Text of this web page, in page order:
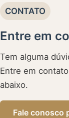
CONTATO
Entre em
Tem alguma
Entre em
abaixo.
Fale conosco